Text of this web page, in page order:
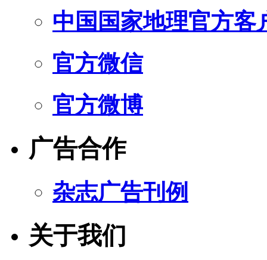
中国国家地理官方客
官方微信
官方微博
广告合作
杂志广告刊例
关于我们